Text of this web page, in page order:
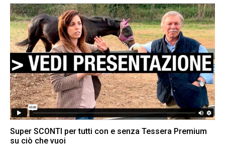
Super SCONTI per tutti con e senza Tessera Premium
su ciò che vuoi